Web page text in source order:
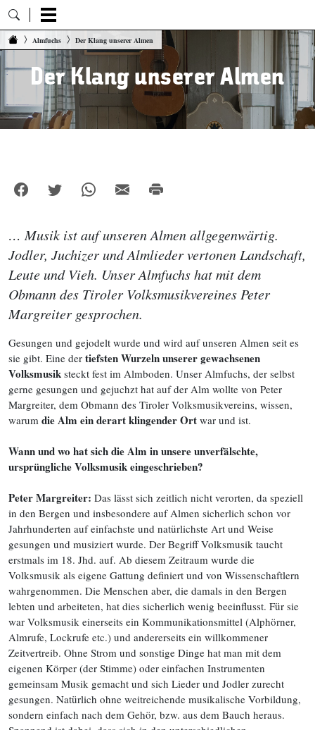
Zum Inhalt springen
Almfuchs Der Klang unserer Almen
Der Klang unserer Almen
… Musik ist auf unseren Almen allgegenwärtig.
Jodler, Juchizer und Almlieder vertonen Landschaft,
Leute und Vieh. Unser Almfuchs hat mit dem
Obmann des Tiroler Volksmusikvereines Peter
Margreiter gesprochen.
Gesungen und gejodelt wurde und wird auf unseren Almen seit es
sie gibt. Eine der tiefsten Wurzeln unserer gewachsenen
Volksmusik steckt fest im Almboden. Unser Almfuchs, der selbst
gerne gesungen und gejuchzt hat auf der Alm wollte von Peter
Margreiter, dem Obmann des Tiroler Volksmusikvereins, wissen,
warum die Alm ein derart klingender Ort war und ist.
Wann und wo hat sich die Alm in unsere unverfälschte,
ursprüngliche Volksmusik eingeschrieben?
Peter Margreiter: Das lässt sich zeitlich nicht verorten, da speziell
in den Bergen und insbesondere auf Almen sicherlich schon vor
Jahrhunderten auf einfachste und natürlichste Art und Weise
gesungen und musiziert wurde. Der Begriff Volksmusik taucht
erstmals im 18. Jhd. auf. Ab diesem Zeitraum wurde die
Volksmusik als eigene Gattung definiert und von Wissenschaftlern
wahrgenommen. Die Menschen aber, die damals in den Bergen
lebten und arbeiteten, hat dies sicherlich wenig beeinflusst. Für sie
war Volksmusik einerseits ein Kommunikationsmittel (Alphörner,
Almrufe, Lockrufe etc.) und andererseits ein willkommener
Zeitvertreib. Ohne Strom und sonstige Dinge hat man mit dem
eigenen Körper (der Stimme) oder einfachen Instrumenten
gemeinsam Musik gemacht und sich Lieder und Jodler zurecht
gesungen. Natürlich ohne weitreichende musikalische Vorbildung,
sondern einfach nach dem Gehör, bzw. aus dem Bauch heraus.